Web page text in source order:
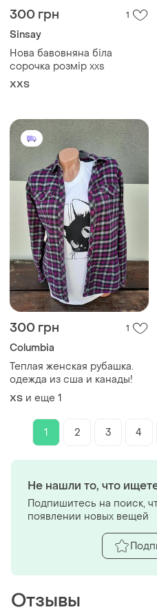
300 грн 1
Sinsay
Нова бавовняна біла
сорочка розмір xxs
XХS
300 грн 1
Columbia
Теплая женская рубашка.
одежда из сша и канады!
ХS и еще 1
1 2 3 4
Отзывы
Не нашли то, что
Подпишитесь на поиск,
появлении новых вещей